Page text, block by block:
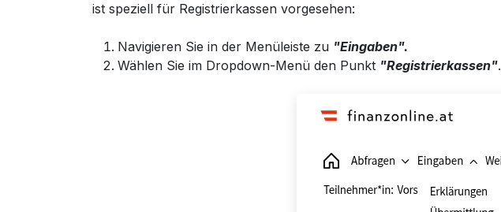
ist speziell für Registrierkassen vorgesehen:
Navigieren Sie in der Menüleiste zu "Eingaben".
Wählen Sie im Dropdown-Menü den Punkt "Registrierkassen".